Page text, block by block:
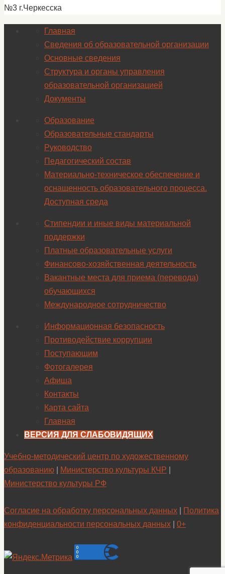
№3 г.Черкесска
Главная
Сведения об образовательной организации
Основные сведения
Структура и органы управления
образовательной организацией
Документы
Образование
Образовательные стандарты
Руководство
Педагогический состав
Материально-техническое обеспечение и
оснащенность образовательного процесса.
Доступная среда
Стипендии и иные виды материальной
поддержки
Платные образовательные услуги
Финансово-хозяйственная деятельность
Вакантные места для приема (перевода)
обучающихся
Международное сотрудничество
Информационная безопасность
Противодействие коррупции
Поступающим
Фотогалерея
Афиша
Контакты
Карта сайта
Главная
ВЕРСИЯ ДЛЯ СЛАБОВИДЯЩИХ
Учебно-методический центр по художественному
образованию
Министерство культуры КЧР
Министерство культуры РФ
Согласие на обработку персональных данных
Политика
конфиденциальности персональных данных
0+